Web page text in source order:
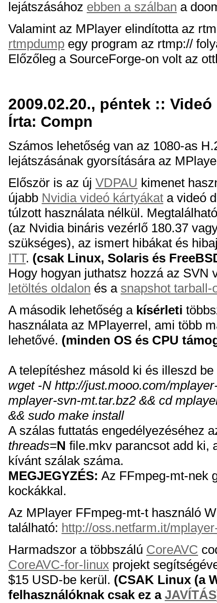
lejátszásához ebben a szálban a
Valamint az MPlayer elindította az
rtmpdump egy program az rtmp://
Előzőleg a SourceForge-on volt az
2009.02.20., péntek ::
Írta: Compn
Számos lehetőség van az 1080-as
lejátszásának gyorsítására az
Először is az új VDPAU kimenet
újabb Nvidia videó kártyákat a videó
túlzott használata nélkül.
(az Nvidia bináris vezérlő 180.37
szükséges), az ismert hibákat és
ITT. (csak Linux, Solaris és
Hogy hogyan juthatsz hozzá az SVN
letöltés oldalon és a snapshot tarball-
A második lehetőség a kísérleti
használata az MPlayerrel, ami több
lehetővé. (minden OS és CPU
A telepítéshez másold ki és illeszd
wget -N http://just.mooo.com/
mplayer-svn-mt.tar.bz2 && cd
&& sudo make install
A szálas futtatás engedélyezéséhez
threads=N file.mkv parancsot add ki,
kívánt szálak száma.
MEGJEGYZÉS: Az FFmpeg-mt-nek
kockákkal.
Az MPlayer FFmpeg-mt-t használó
található: http://oss.netfarm.it/
Harmadszor a többszálú CoreAVC
CoreAVC-for-linux projekt
$15 USD-be kerül. (CSAK Linux (a
felhasználóknak csak ez a JAVÍTÁS